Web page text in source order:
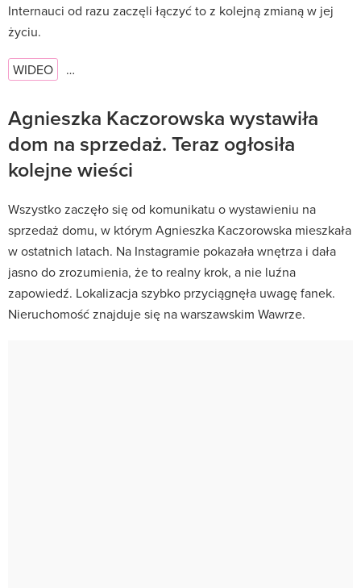
Internauci od razu zaczęli łączyć to z kolejną zmianą w jej
życiu.
WIDEO …
Agnieszka Kaczorowska wystawiła
dom na sprzedaż. Teraz ogłosiła
kolejne wieści
Wszystko zaczęło się od komunikatu o wystawieniu na
sprzedaż domu, w którym Agnieszka Kaczorowska mieszkała
w ostatnich latach. Na Instagramie pokazała wnętrza i dała
jasno do zrozumienia, że to realny krok, a nie luźna
zapowiedź. Lokalizacja szybko przyciągnęła uwagę fanek.
Nieruchomość znajduje się na warszawskim Wawrze.